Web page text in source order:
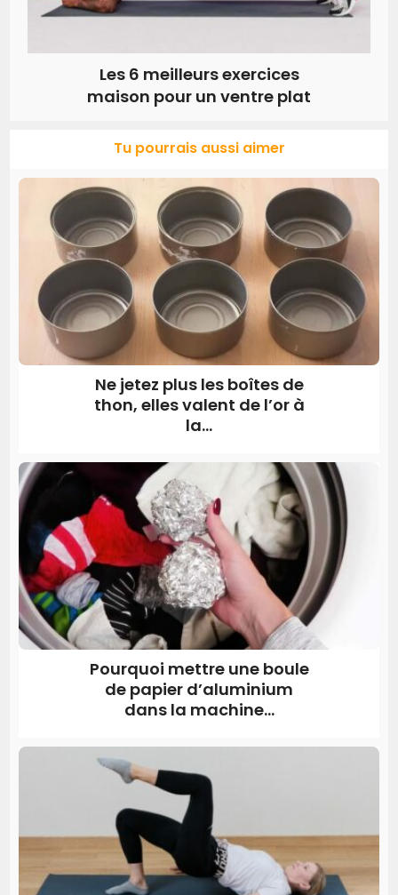
Les 6 meilleurs exercices
maison pour un ventre plat
Tu pourrais aussi aimer
Ne jetez plus les boîtes de
thon, elles valent de l’or à
la...
Pourquoi mettre une boule
de papier d’aluminium
dans la machine...